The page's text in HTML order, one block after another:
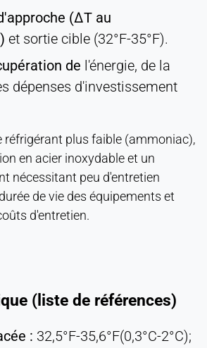
(ΔT au
et sortie cible (32°F-35°F).
de l'énergie, de la
dépenses d'investissement
réfrigérant plus faible (ammoniac),
en acier inoxydable et un
nécessitant peu d'entretien
de vie des équipements et
d'entretien.
(liste de références)
: 32,5°F-35,6°F(0,3°C-2°C);